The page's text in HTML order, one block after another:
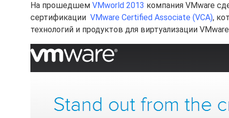
На прошедшем VMworld 2013 компания VMware
сертификации VMware Certified Associate (VCA),
технологий и продуктов для виртуализации